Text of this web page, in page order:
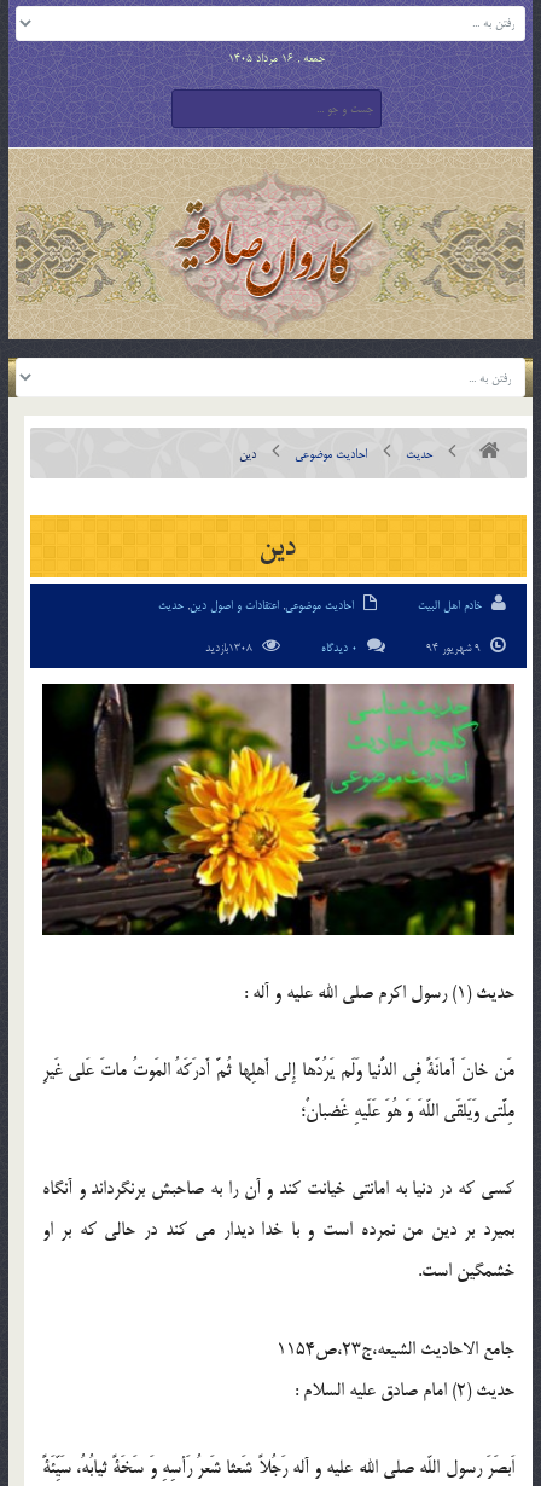
جمعه , 16 مرداد 1405
حدیث احادیث موضوعی دین
دین
خادم اهل البیت احادیث موضوعی, اعتقادات و اصول دین, حدیث
0 دیدگاه
حدیث (1) رسول اكرم صلى الله عليه و آله :
مَن خانَ أَمانَةً فِى الدُّنيا وَلَم يَرُدَّها إِلى أَهلِها ثُمَّ أَدرَكَهُ المَوتُ ماتَ عَلى غَيرِ
مِلَّتى وَيَلقَى اللّه‏َ وَ هُوَ عَلَيهِ غَضبانٌ؛
كسى كه در دنيا به امانتى خيانت كند و آن را به صاحبش برنگرداند و آنگاه
بميرد بر دين من نمرده است و با خدا ديدار مى‏ كند در حالى كه بر او
خشمگين است.
جامع الاحادیث الشیعه،ج23،ص1154
حدیث (2) امام صادق عليه‏ السلام :
اَبصَرَ رسول اللّه‏ صلى‏ الله‏ عليه‏ و ‏آله رَجُلاً شَعثا شَعرُ رَأسِهِ وَ سَخَةً ثيابُهُ، سَيِّئَةً